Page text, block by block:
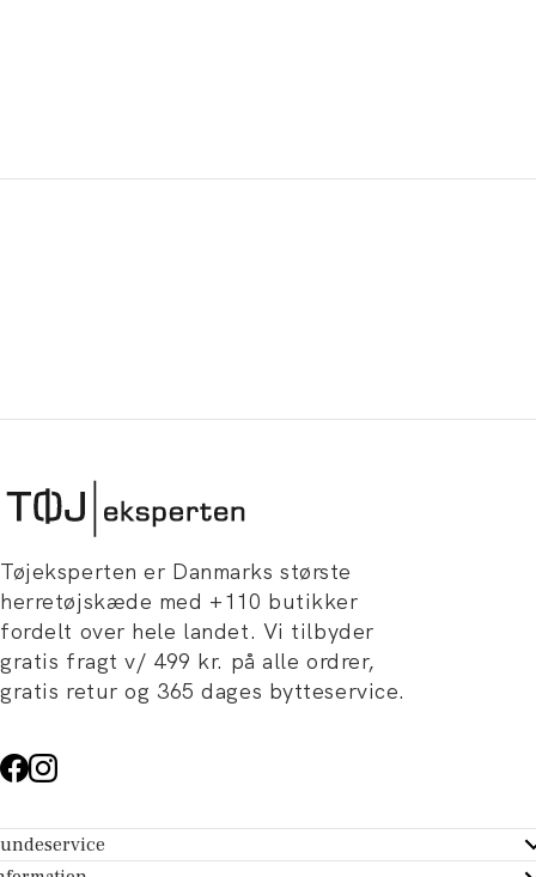
Tøjeksperten er Danmarks største
herretøjskæde med +110 butikker
fordelt over hele landet. Vi tilbyder
gratis fragt v/ 499 kr. på alle ordrer,
gratis retur og 365 dages bytteservice.
- Hjælpecenter